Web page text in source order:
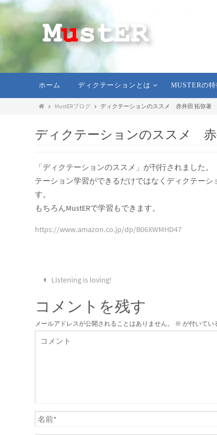
ホーム ディクテーションとは MUSTERの
MustERブログ ディクテーションのススメ 赤井田 拓弥著
ディクテーションのススメ 赤
「ディクテーションのススメ」が刊行されました
テーション学習ができるだけではなくディクテー
す。
もちろんMustERで学習もできます。
https://www.amazon.co.jp/dp/B06XWMHD47
Listening is loving!
コメントを残す
メールアドレスが公開されることはありません。 ※ が付いてい